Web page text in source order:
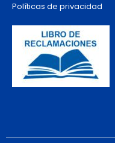
Políticas de privacidad